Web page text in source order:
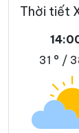
Thời tiết
31 ° /